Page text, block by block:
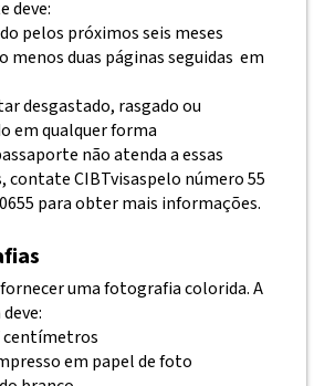
deve:
pelos próximos seis meses
menos duas páginas seguidas em
desgastado, rasgado ou
em qualquer forma
não atenda a essas
contateCIBTvisaspelo número 55
para obter mais informações.
fornecer uma fotografia colorida. A
centímetros
em papel de foto